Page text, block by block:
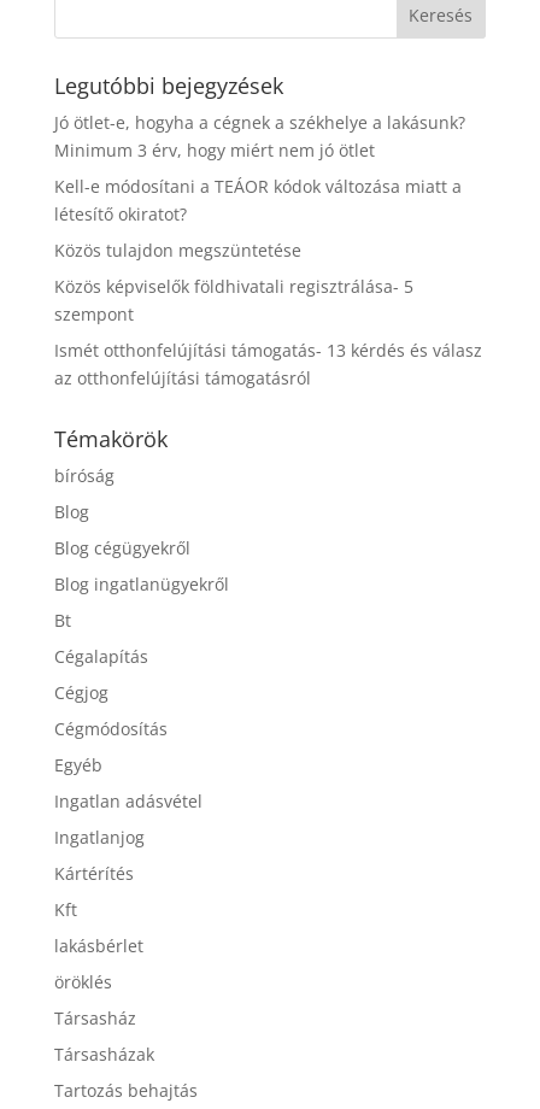
Legutóbbi bejegyzések
Jó ötlet-e, hogyha a cégnek a székhelye a lakásunk?
Minimum 3 érv, hogy miért nem jó ötlet
Kell-e módosítani a TEÁOR kódok változása miatt a
létesítő okiratot?
Közös tulajdon megszüntetése
Közös képviselők földhivatali regisztrálása- 5
szempont
Ismét otthonfelújítási támogatás- 13 kérdés és válasz
az otthonfelújítási támogatásról
Témakörök
bíróság
Blog
Blog cégügyekről
Blog ingatlanügyekről
Bt
Cégalapítás
Cégjog
Cégmódosítás
Egyéb
Ingatlan adásvétel
Ingatlanjog
Kártérítés
Kft
lakásbérlet
öröklés
Társasház
Társasházak
Tartozás behajtás